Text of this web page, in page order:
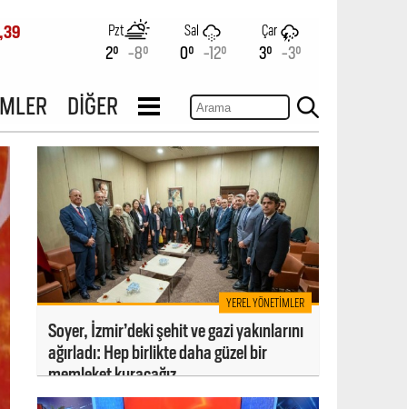
Pzt
2° -8°
Sal
0° -12°
Çar
3° -3°
DİĞER
YEREL YÖNETIMLER
Soyer, İzmir’deki şehit ve gazi yakınlarını
ağırladı: Hep birlikte daha güzel bir
memleket kuracağız